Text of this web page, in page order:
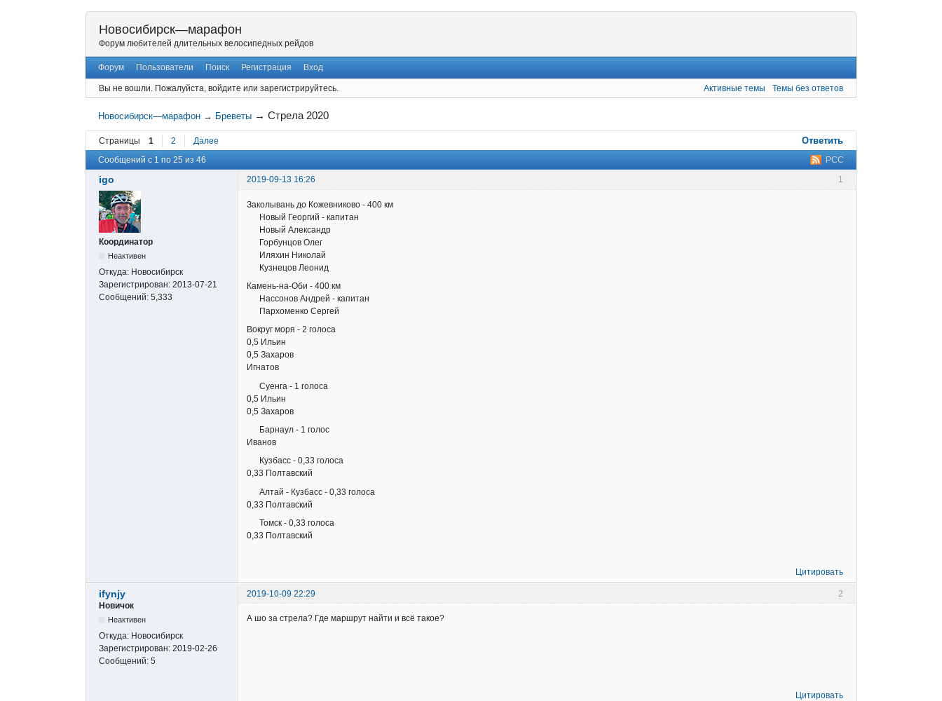
Новосибирск—марафон
Форум любителей длительных велосипедных рейдов
Форум Пользователи Поиск Регистрация Вход
Вы не вошли. Пожалуйста, войдите или зарегистрируйтесь. Активные темы Темы без ответов
Новосибирск—марафон → Бреветы →Стрела 2020
Страницы 1 2 Далее Ответить
РСС
Сообщений с 1 по 25 из 46
1
igo 2019-09-13 16:26
Координатор
Неактивен
Откуда: Новосибирск
Зарегистрирован: 2013-07-21
Сообщений: 5,333
Заколывань до Кожевниково - 400 км
Новый Георгий - капитан
Новый Александр
Горбунцов Олег
Иляхин Николай
Кузнецов Леонид
Камень-на-Оби - 400 км
Нассонов Андрей - капитан
Пархоменко Сергей
Вокруг моря - 2 голоса
0,5 Ильин
0,5 Захаров
Игнатов
Суенга - 1 голоса
0,5 Ильин
0,5 Захаров
Барнаул - 1 голос
Иванов
Кузбасс - 0,33 голоса
0,33 Полтавский
Алтай - Кузбасс - 0,33 голоса
0,33 Полтавский
Томск - 0,33 голоса
0,33 Полтавский
Цитировать
2
ifynjy
2019-10-09 22:29
Новичок
Неактивен
Откуда: Новосибирск
Зарегистрирован: 2019-02-26
Сообщений: 5
А шо за стрела? Где маршрут найти и всё такое?
Цитировать